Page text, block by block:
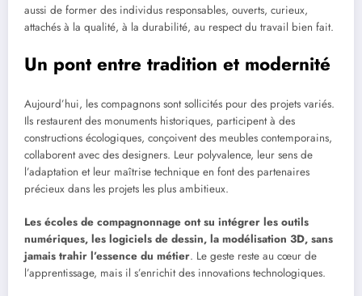
aussi de former des individus responsables, ouverts, curieux,
attachés à la qualité, à la durabilité, au respect du travail bien fait.
Un pont entre tradition et modernité
Aujourd’hui, les compagnons sont sollicités pour des projets variés.
Ils restaurent des monuments historiques, participent à des
constructions écologiques, conçoivent des meubles contemporains,
collaborent avec des designers. Leur polyvalence, leur sens de
l’adaptation et leur maîtrise technique en font des partenaires
précieux dans les projets les plus ambitieux.
Les écoles de compagnonnage ont su intégrer les outils
numériques, les logiciels de dessin, la modélisation 3D, sans
jamais trahir l’essence du métier. Le geste reste au cœur de
l’apprentissage, mais il s’enrichit des innovations technologiques.